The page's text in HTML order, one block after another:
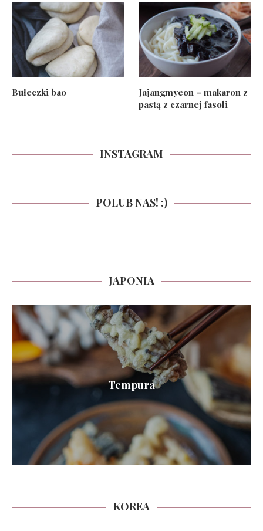
Bułeczki bao
Jajangmyeon – makaron z
pastą z czarnej fasoli
INSTAGRAM
POLUB NAS! :)
JAPONIA
Tempura
KOREA